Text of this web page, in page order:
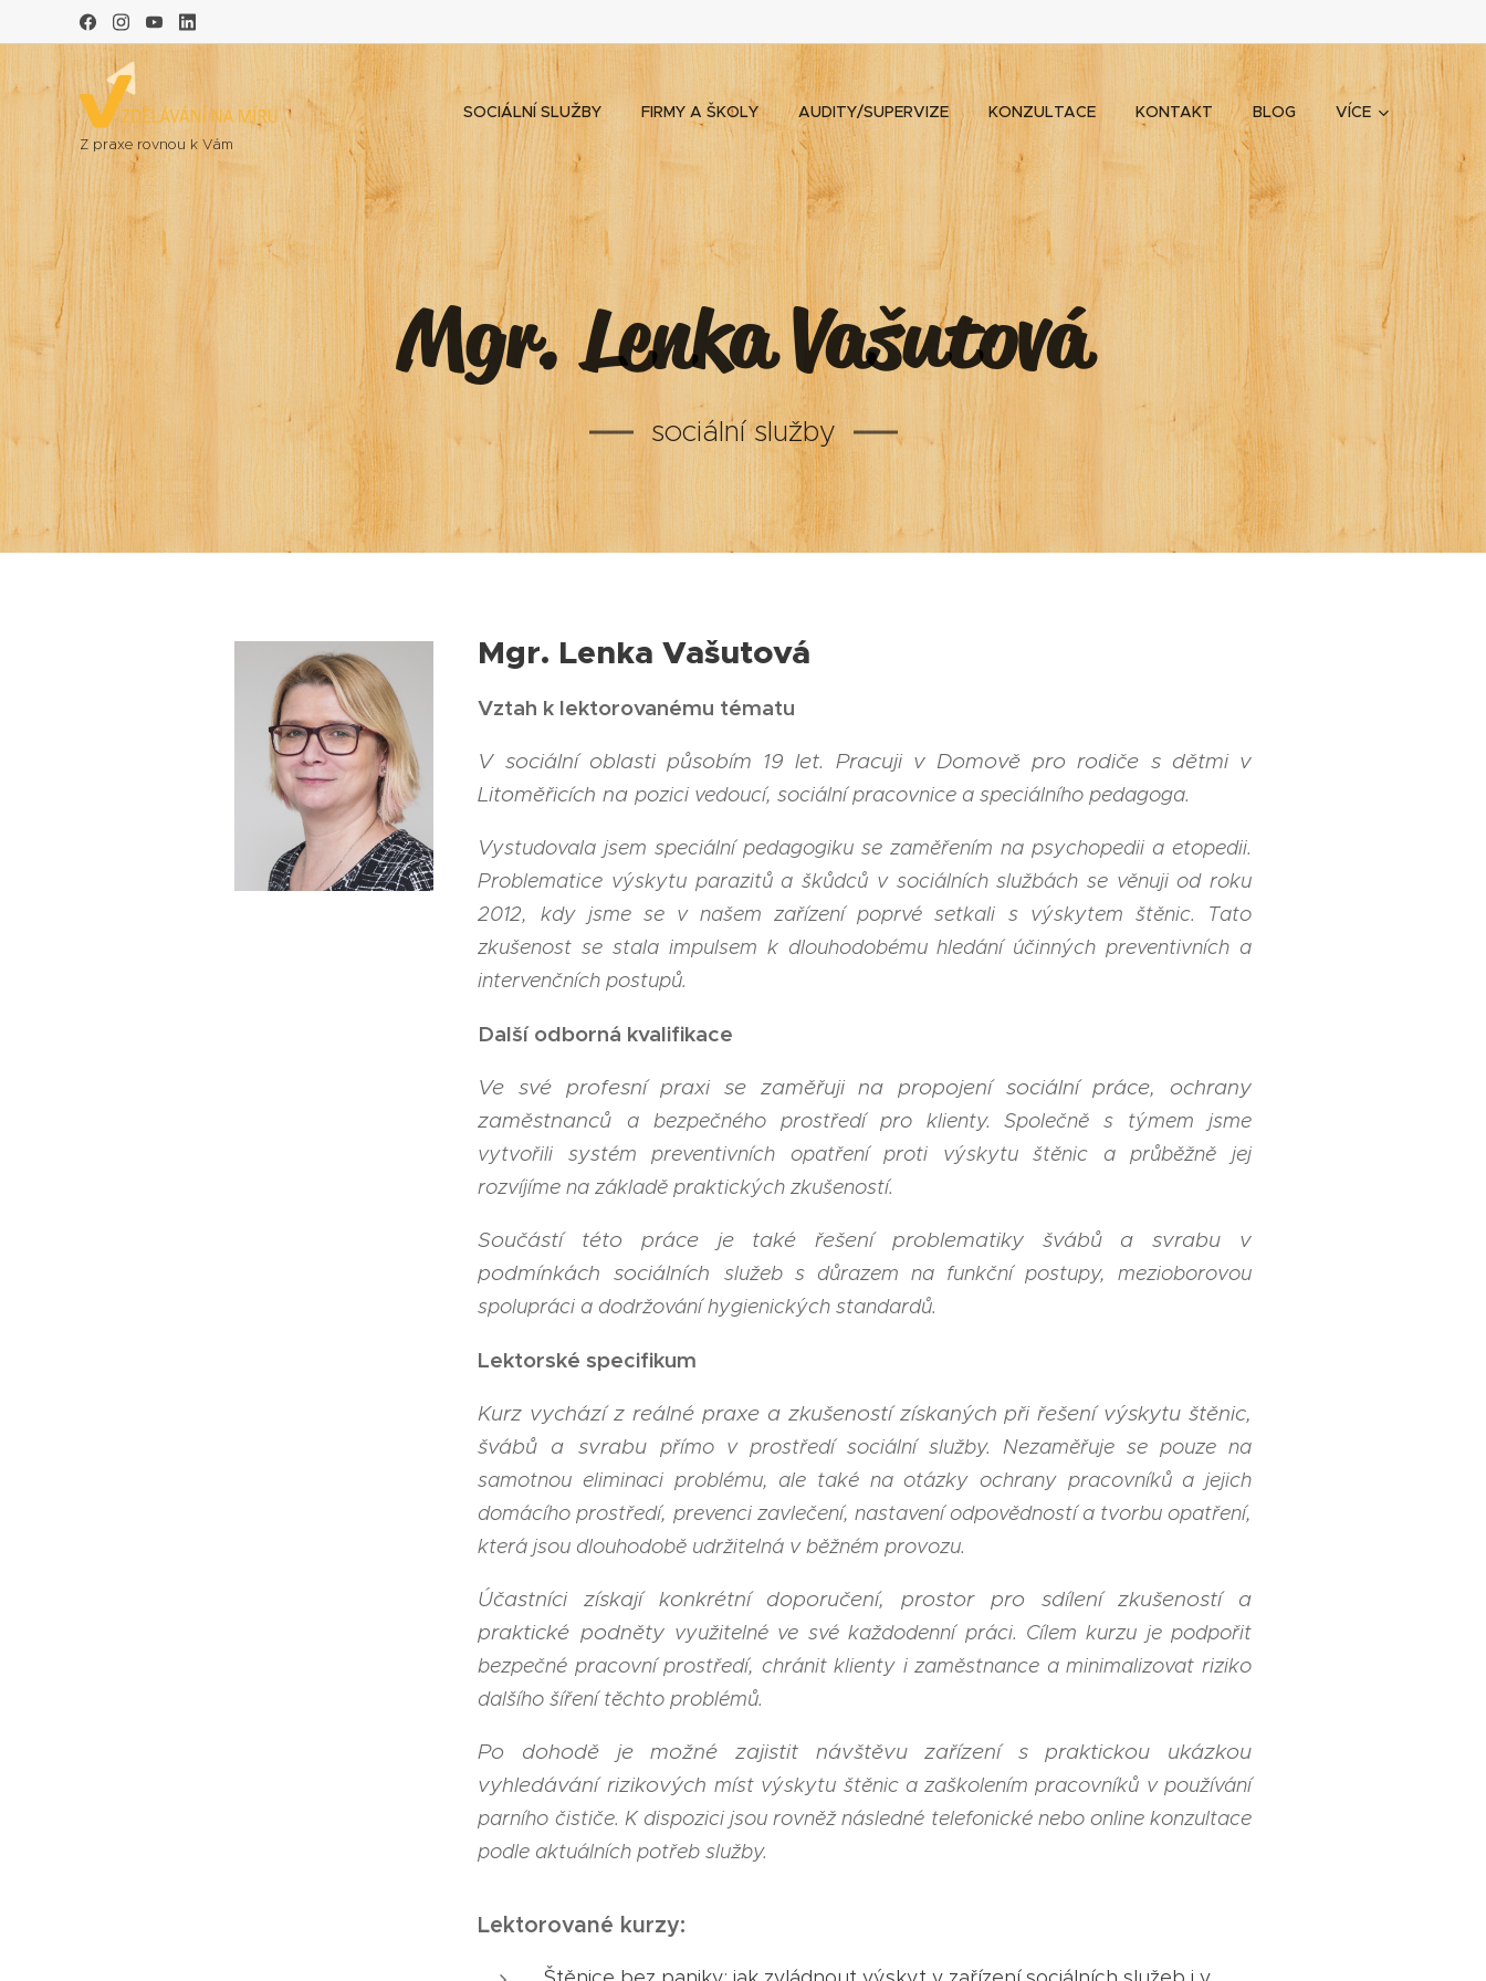
Z praxe rovnou k Vám
SOCIÁLNÍ SLUŽBY FIRMY A ŠKOLY AUDITY/SUPERVIZE KONZULTACE KONTAKT BLOG VÍCE
Mgr. Lenka Vašutová
sociální služby
Mgr. Lenka Vašutová
Vztah k lektorovanému tématu
V sociální oblasti působím 19 let. Pracuji v Domově pro rodiče s dětmi v
Litoměřicích napozici vedoucí, sociální pracovnice a speciálního pedagoga.
Vystudovala jsem speciálnípedagogiku se zaměřením na psychopedii a etopedii.
Problematice výskytu parazitů a škůdců v sociálních službách se věnuji od roku
2012, kdy jsme se v našem zařízení poprvé setkali s výskytem štěnic. Tato
zkušenost se stala impulsem k dlouhodobému hledání účinnýchpreventivních a
intervenčních postupů.
Další odborná kvalifikace
Ve své profesní praxi se zaměřuji na propojení sociální práce, ochrany
zaměstnanců a bezpečného prostředí pro klienty. Společně s týmem jsme
vytvořili systém preventivních opatření proti výskytu štěnic a průběžně jej
rozvíjíme na základě praktických zkušeností.
Součástí této práce je také řešení problematiky švábů a svrabu v
podmínkách sociálních služeb s důrazem na funkční postupy, mezioborovou
spolupráci a dodržování hygienickýchstandardů.
Lektorské specifikum
Kurz vychází z reálné praxe a zkušeností získaných při řešení výskytu štěnic,
švábů a svrabu přímo v prostředí sociální služby. Nezaměřuje se pouze na
samotnou eliminaci problému, ale také na otázky ochrany pracovníků a jejich
domácího prostředí, prevenci zavlečení, nastaveníodpovědností a tvorbu opatření,
která jsou dlouhodobě udržitelná v běžném provozu.
Účastníci získají konkrétní doporučení, prostor pro sdílení zkušeností a
praktické podněty využitelné ve své každodenní práci. Cílem kurzu je podpořit
bezpečné pracovní prostředí, chránit klienty i zaměstnance a minimalizovat riziko
dalšího šíření těchto problémů.
Po dohodě je možné zajistit návštěvu zařízení s praktickou ukázkou
vyhledávání rizikových míst výskytu štěnic a zaškolením pracovníků v používání
parního čističe. K dispozici jsourovněž následné telefonické nebo online konzultace
podle aktuálních potřeb služby.
Lektorované kurzy: